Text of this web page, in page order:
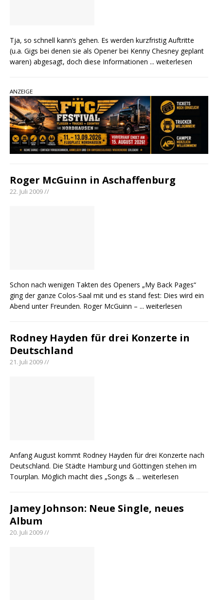
Tja, so schnell kann’s gehen. Es werden kurzfristig Auftritte
(u.a. Gigs bei denen sie als Opener bei Kenny Chesney geplant
waren) abgesagt, doch diese Informationen ... weiterlesen
ANZEIGE
Roger McGuinn in Aschaffenburg
22. Juli 2009 //
Schon nach wenigen Takten des Openers „My Back Pages“
ging der ganze Colos-Saal mit und es stand fest: Dies wird ein
Abend unter Freunden. Roger McGuinn – ... weiterlesen
Rodney Hayden für drei Konzerte in
Deutschland
21. Juli 2009 //
Anfang August kommt Rodney Hayden für drei Konzerte nach
Deutschland. Die Städte Hamburg und Göttingen stehen im
Tourplan. Möglich macht dies „Songs & ... weiterlesen
Jamey Johnson: Neue Single, neues
Album
20. Juli 2009 //